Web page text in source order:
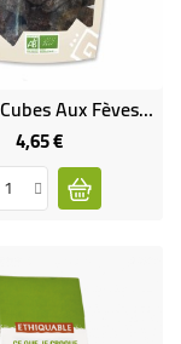
Bananes Cubes Aux Fèves De Cacao Bio
4,65 €Prix